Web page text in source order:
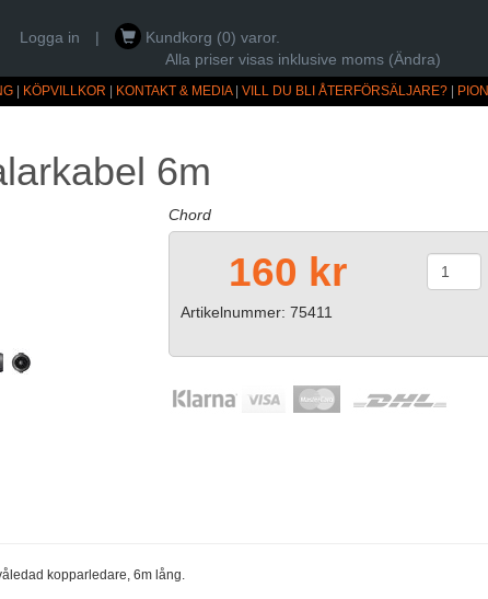
Logga in |
Kundkorg (0) varor.
Alla priser visas inklusive moms (Ändra)
KÖPVILLKOR KONTAKT & MEDIA| VILL DU BLI ÅTERFÖRSÄLJARE?
6m
Chord
160 kr
Artikelnummer: 75411
kopparledare, 6m lång.